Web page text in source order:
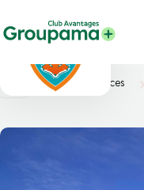
Accueil Vacances